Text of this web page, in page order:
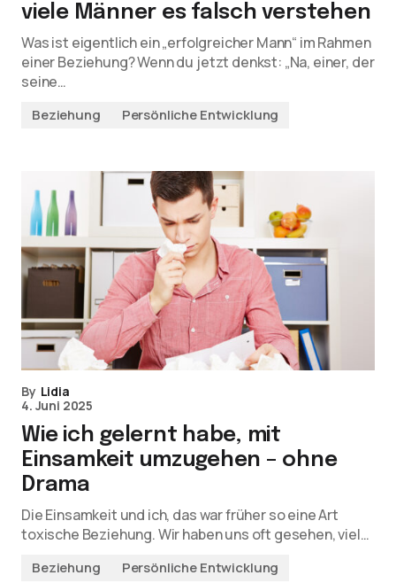
viele Männer es falsch verstehen
Was ist eigentlich ein „erfolgreicher Mann“ im Rahmen
einer Beziehung? Wenn du jetzt denkst: „Na, einer, der
seine…
Beziehung Persönliche Entwicklung
By Lidia
4. Juni 2025
Wie ich gelernt habe, mit
Einsamkeit umzugehen – ohne
Drama
Die Einsamkeit und ich, das war früher so eine Art
toxische Beziehung. Wir haben uns oft gesehen, viel…
Beziehung Persönliche Entwicklung